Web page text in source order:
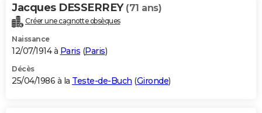
Jacques DESSERREY (71 ans)
Créer une cagnotte obsèques
Naissance
12/07/1914 à Paris (Paris)
Décès
25/04/1986 à la Teste-de-Buch (Gironde)